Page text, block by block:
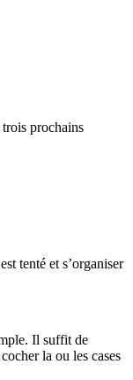
prochains
tenté et s’organiser
Il suffit de
la ou les cases